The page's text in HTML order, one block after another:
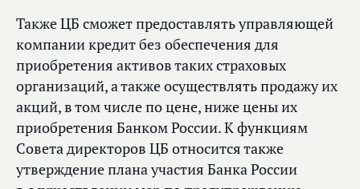
Также ЦБ сможет предоставлять управляющей
компании кредит без обеспечения для
приобретения активов таких страховых
организаций, а также осуществлять продажу их
акций, в том числе по цене, ниже цены их
приобретения Банком России. К функциям
Совета директоров ЦБ относится также
утверждение плана участия Банка России